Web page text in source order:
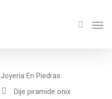
Joyeria En Piedras
Dije piramide onix